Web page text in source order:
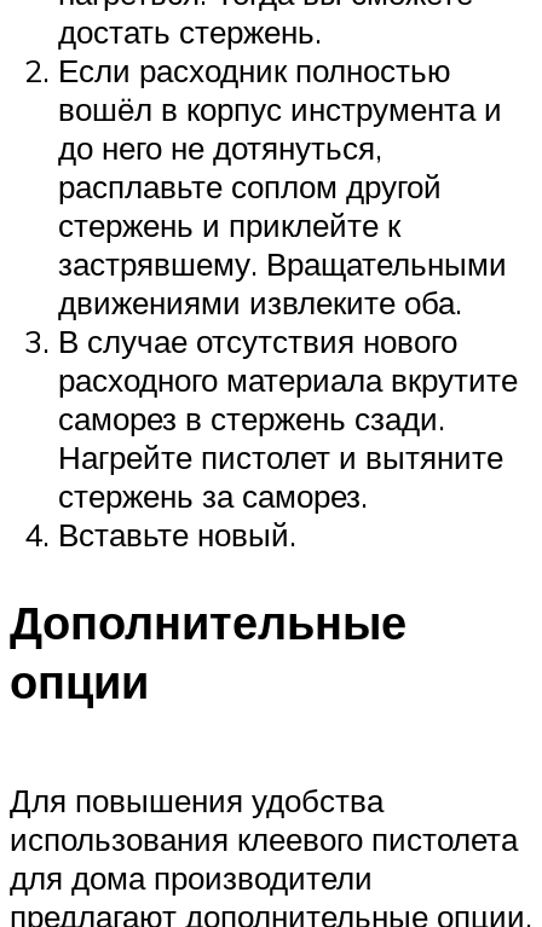
достать стержень.
Если расходник полностью
вошёл в корпус инструмента и
до него не дотянуться,
расплавьте соплом другой
стержень и приклейте к
застрявшему. Вращательными
движениями извлеките оба.
В случае отсутствия нового
расходного материала вкрутите
саморез в стержень сзади.
Нагрейте пистолет и вытяните
стержень за саморез.
Вставьте новый.
Дополнительные
опции
Для повышения удобства
использования клеевого пистолета
для дома производители
предлагают дополнительные опции.